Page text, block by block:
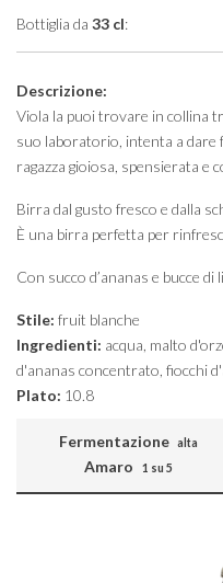
Bottiglia da 33 cl:
Descrizione:
Viola la puoi trovare in collina
suo laboratorio, intenta a dare
ragazza gioiosa, spensierata e
Birra dal gusto fresco e dalla
È una birra perfetta per
Con succo d’ananas e bucce di
Stile: fruit blanche
Ingredienti: acqua, malto
d'ananas concentrato, fiocchi
Plato: 10.8
Fermentazione alta
Amaro 1 su 5